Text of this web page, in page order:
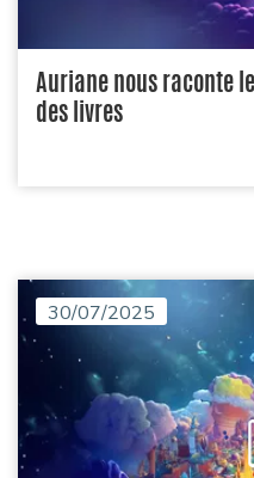
Auriane nous raconte
des livres
30/07/2025